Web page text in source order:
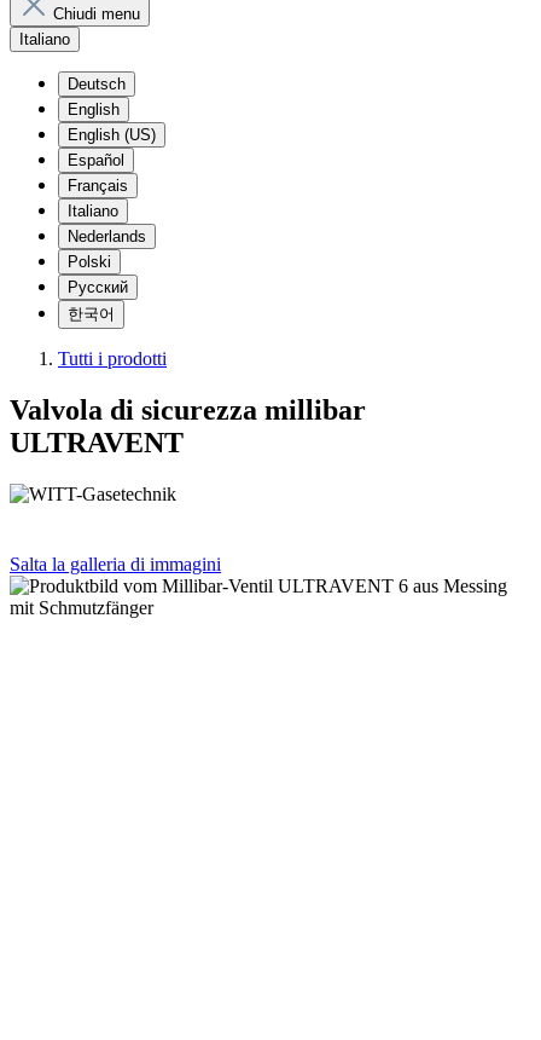
Chiudi menu
Italiano
Deutsch
English
English (US)
Español
Français
Italiano
Nederlands
Polski
Русский
한국어
Tutti i prodotti
Valvola di sicurezza millibar
ULTRAVENT
Salta la galleria di immagini